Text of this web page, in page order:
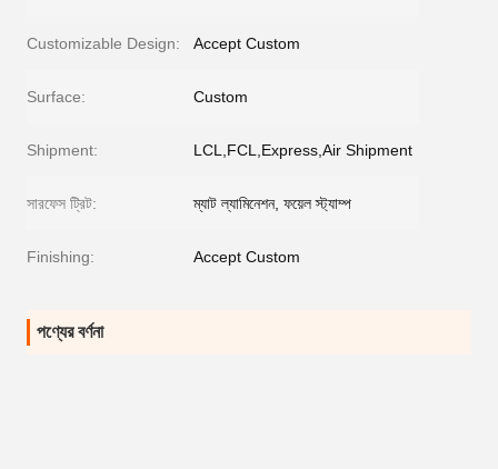
Customizable Design: Accept Custom
Surface: Custom
Shipment: LCL,FCL,Express,Air Shipment
সারফেস ট্রিট: ম্যাট ল্যামিনেশন, ফয়েল স্ট্যাম্প
Finishing: Accept Custom
পণ্যের বর্ণনা